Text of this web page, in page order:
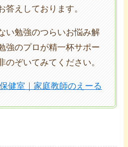
答えしております。
い勉強のつらいお悩み解
強のプロが精一杯サポー
のぞいてみてください。
健室｜家庭教師のえーる